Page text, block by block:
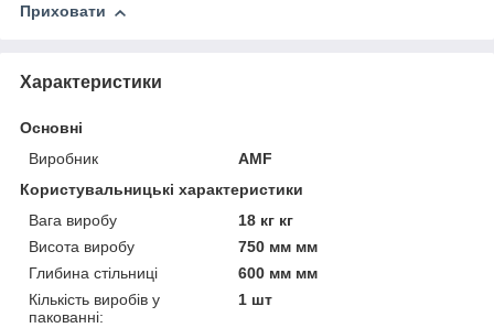
Приховати
Характеристики
Основні
Виробник
AMF
Користувальницькі характеристики
Вага виробу
18 кг кг
Висота виробу
750 мм мм
Глибина стільниці
600 мм мм
Кількість виробів у
пакованні:
1 шт